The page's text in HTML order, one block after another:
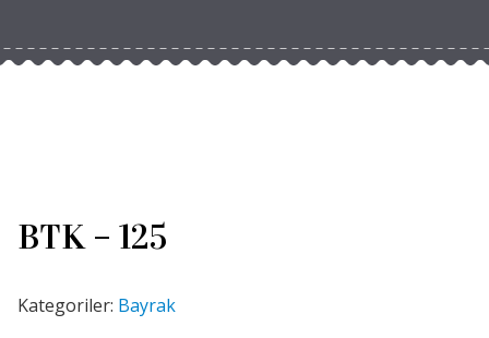
BTK – 125
Kategoriler: Bayrak